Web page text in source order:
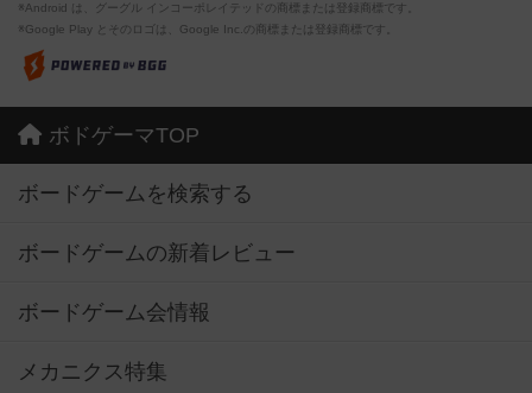
※Android は、グーグル インコーポレイテッドの商標または登録商標です。
※Google Play とそのロゴは、Google Inc.の商標または登録商標です。
ボドゲーマTOP
ボードゲームを検索する
ボードゲームの新着レビュー
ボードゲーム会情報
メカニクス特集